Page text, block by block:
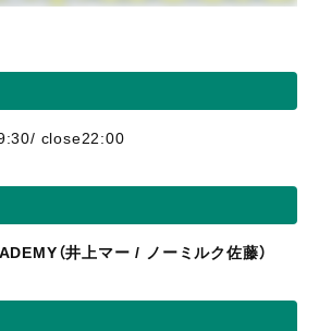
close22:00
（井上マー / ノーミルク佐藤）